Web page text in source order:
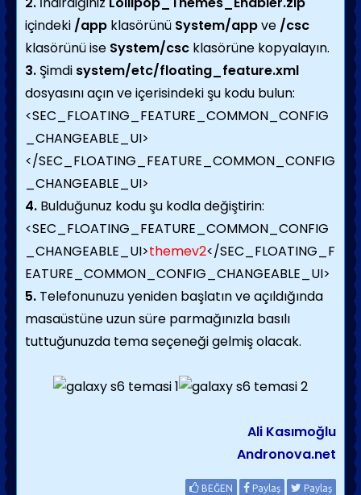
içindeki /app klasörünü System/appve /csc
klasörünü ise System/csc klasörüne kopyalayın.
3. Şimdi system/etc/floating_feature.xml
dosyasını açın ve içerisindeki şu kodu bulun:
<SEC_FLOATING_FEATURE_COMMON_CONFIG
_CHANGEABLE_UI>
</SEC_FLOATING_FEATURE_COMMON_CONFIG
_CHANGEABLE_UI>
4. Bulduğunuz kodu şu kodla değiştirin:
<SEC_FLOATING_FEATURE_COMMON_CONFIG
_CHANGEABLE_UI>themev2</SEC_FLOATING_F
EATURE_COMMON_CONFIG_CHANGEABLE_UI>
5. Telefonunuzu yeniden başlatın ve açıldığında
masaüstüne uzun süre parmağınızla basılı
tuttuğunuzda tema seçeneği gelmiş olacak.
Ali Kasımoğlu
Andronova.net
BEĞEN Paylaş Paylaş